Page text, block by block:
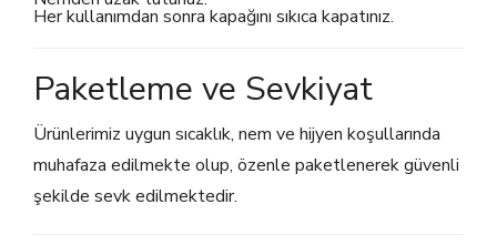
Her kullanımdan sonra kapağını sıkıca kapatınız.
Paketleme ve Sevkiyat
Ürünlerimiz uygun sıcaklık, nem ve hijyen koşullarında
muhafaza edilmekte olup, özenle paketlenerek güvenli
şekilde sevk edilmektedir.